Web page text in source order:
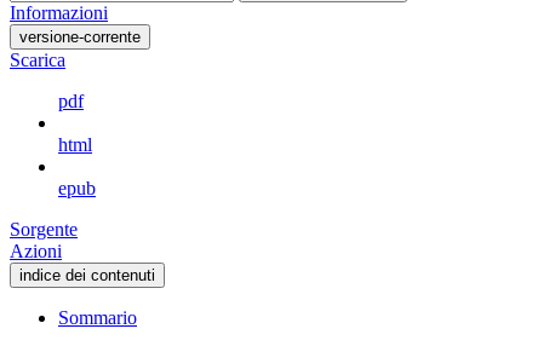
Informazioni
versione-corrente
Scarica
pdf
html
epub
Sorgente
Azioni
indice dei contenuti
Sommario